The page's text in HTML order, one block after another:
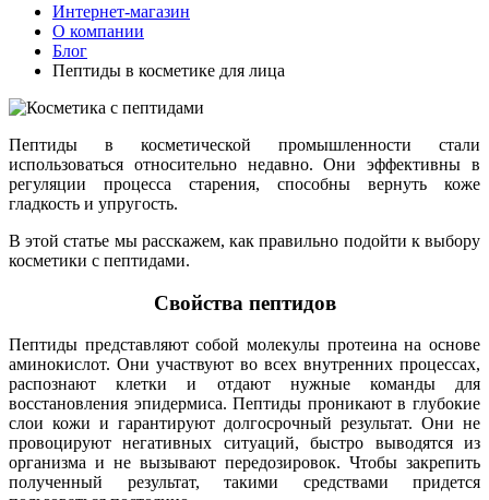
Интернет-магазин
О компании
Блог
Пептиды в косметике для лица
Пептиды в косметической промышленности стали
использоваться относительно недавно. Они эффективны в
регуляции процесса старения, способны вернуть коже
гладкость и упругость.
В этой статье мы расскажем, как правильно подойти к выбору
косметики с пептидами.
Свойства пептидов
Пептиды представляют собой молекулы протеина на основе
аминокислот. Они участвуют во всех внутренних процессах,
распознают клетки и отдают нужные команды для
восстановления эпидермиса. Пептиды проникают в глубокие
слои кожи и гарантируют долгосрочный результат. Они не
провоцируют негативных ситуаций, быстро выводятся из
организма и не вызывают передозировок. Чтобы закрепить
полученный результат, такими средствами придется